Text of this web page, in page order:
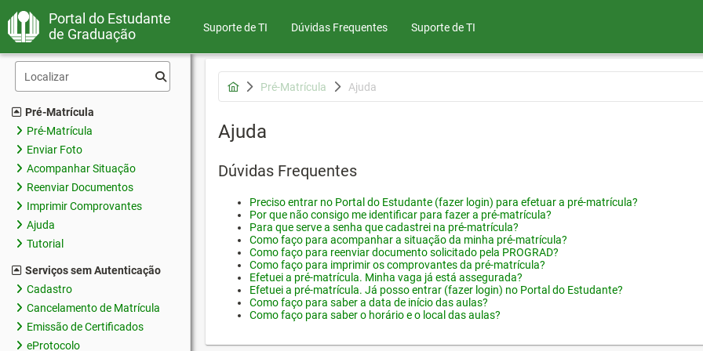
Portal do Estudante
de Graduação
Suporte de TI Dúvidas Frequentes Suporte de TI
Pré-Matrícula
Pré-Matrícula
Enviar Foto
Acompanhar Situação
Reenviar Documentos
Imprimir Comprovantes
Ajuda
Tutorial
Serviços sem Autenticação
Cadastro
Cancelamento de Matrícula
Emissão de Certificados
eProtocolo
Pré-Matrícula Ajuda
Ajuda
Dúvidas Frequentes
Preciso entrar no Portal do Estudante (fazer login) para efetuar a pré-matrícula?
Por que não consigo me identificar para fazer a pré-matrícula?
Para que serve a senha que cadastrei na pré-matrícula?
Como faço para acompanhar a situação da minha pré-matrícula?
Como faço para reenviar documento solicitado pela PROGRAD?
Como faço para imprimir os comprovantes da pré-matrícula?
Efetuei a pré-matrícula. Minha vaga já está assegurada?
Efetuei a pré-matrícula. Já posso entrar (fazer login) no Portal do Estudante?
Como faço para saber a data de início das aulas?
Como faço para saber o horário e o local das aulas?